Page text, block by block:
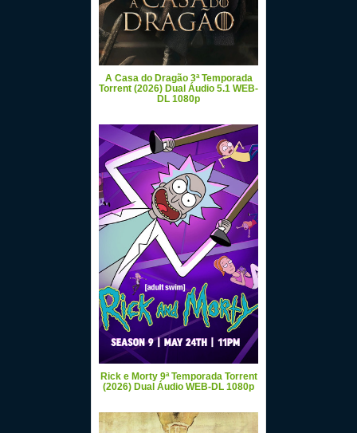
A Casa do Dragão 3ª Temporada
Torrent (2026) Dual Áudio 5.1 WEB-
DL 1080p
Rick e Morty 9ª Temporada Torrent
(2026) Dual Áudio WEB-DL 1080p